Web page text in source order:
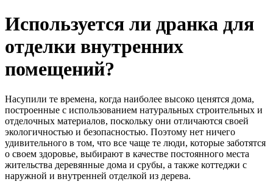
Используется ли дранка для
отделки внутренних
помещений?
Насупили те времена, когда наиболее высоко ценятся дома,
построенные с использованием натуральных строительных и
отделочных материалов, поскольку они отличаются своей
экологичностью и безопасностью. Поэтому нет ничего
удивительного в том, что все чаще те люди, которые заботятся
о своем здоровье, выбирают в качестве постоянного места
жительства деревянные дома и срубы, а также коттеджи с
наружной и внутренней отделкой из дерева.